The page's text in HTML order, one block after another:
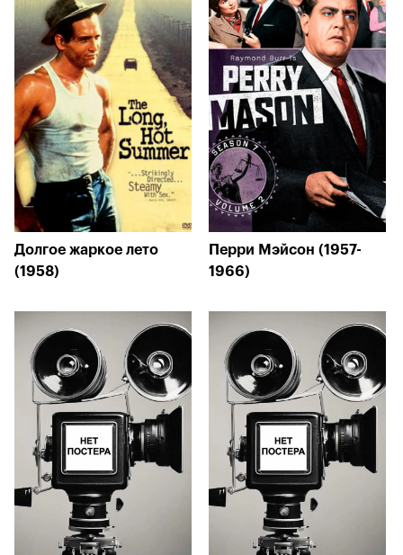
Долгое жаркое лето
(1958)
Перри Мэйсон (1957-
1966)